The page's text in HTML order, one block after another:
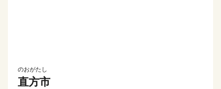
のおがたし
直方市